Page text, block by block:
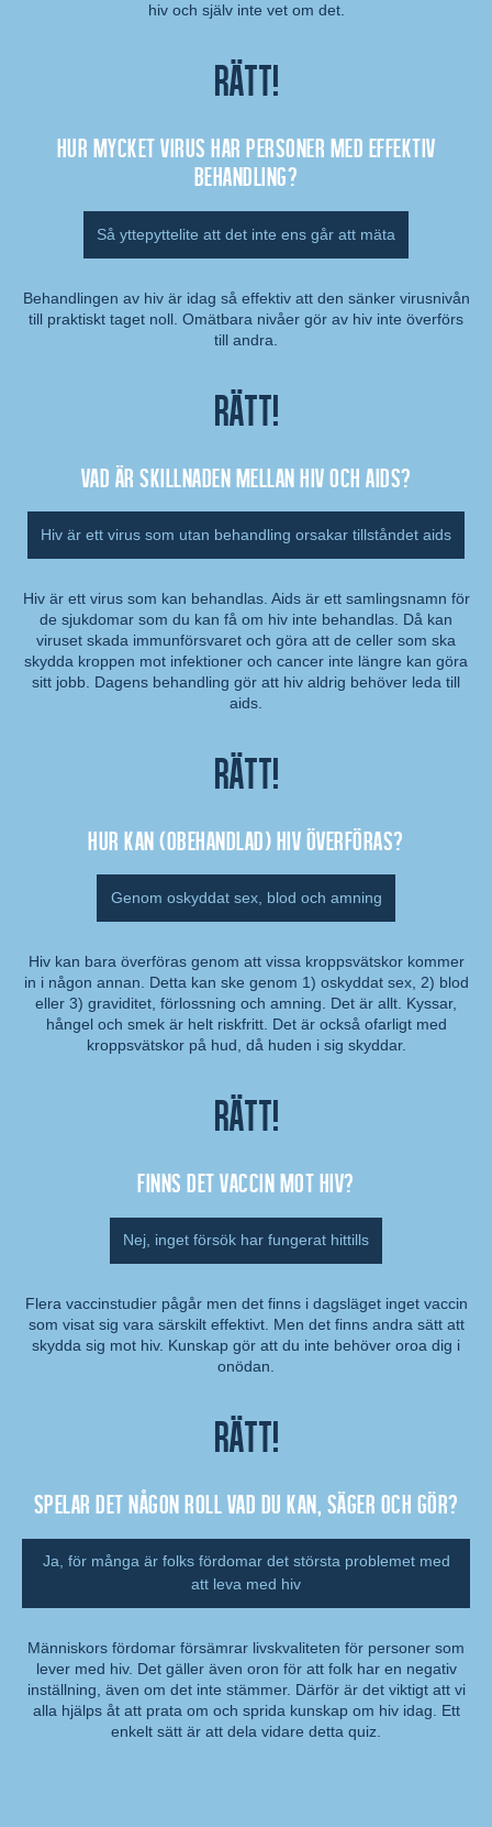
hiv och själv inte vet om det.
Rätt!
Hur mycket virus har personer med effektiv
behandling?
Så yttepyttelite att det inte ens går att mäta
Kommentar:
Behandlingen av hiv är idag så effektiv att den sänker virusnivån
till praktiskt taget noll. Omätbara nivåer gör av hiv inte överförs
till andra.
Rätt!
Vad är skillnaden mellan hiv och aids?
Hiv är ett virus som utan behandling orsakar tillståndet aids
Kommentar:
Hiv är ett virus som kan behandlas. Aids är ett samlingsnamn för
de sjukdomar som du kan få om hiv inte behandlas. Då kan
viruset skada immunförsvaret och göra att de celler som ska
skydda kroppen mot infektioner och cancer inte längre kan göra
sitt jobb. Dagens behandling gör att hiv aldrig behöver leda till
aids.
Rätt!
Hur kan (obehandlad) hiv överföras?
Genom oskyddat sex, blod och amning
Kommentar:
Hiv kan bara överföras genom att vissa kroppsvätskor kommer
in i någon annan. Detta kan ske genom 1) oskyddat sex, 2) blod
eller 3) graviditet, förlossning och amning. Det är allt. Kyssar,
hångel och smek är helt riskfritt. Det är också ofarligt med
kroppsvätskor på hud, då huden i sig skyddar.
Rätt!
Finns det vaccin mot hiv?
Nej, inget försök har fungerat hittills
Kommentar:
Flera vaccinstudier pågår men det finns i dagsläget inget vaccin
som visat sig vara särskilt effektivt. Men det finns andra sätt att
skydda sig mot hiv. Kunskap gör att du inte behöver oroa dig i
onödan.
Rätt!
Spelar det någon roll vad du kan, säger och gör?
Ja, för många är folks fördomar det största problemet med
att leva med hiv
Kommentar:
Människors fördomar försämrar livskvaliteten för personer som
lever med hiv. Det gäller även oron för att folk har en negativ
inställning, även om det inte stämmer. Därför är det viktigt att vi
alla hjälps åt att prata om och sprida kunskap om hiv idag. Ett
enkelt sätt är att dela vidare detta quiz.